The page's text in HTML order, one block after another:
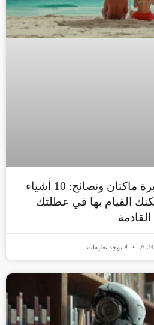
دليل السفر إلى جزيرة ماكتان ونصائح: 10 أشياء
القيام بها في عطلتك
القادمة
لا توجد تعليقات